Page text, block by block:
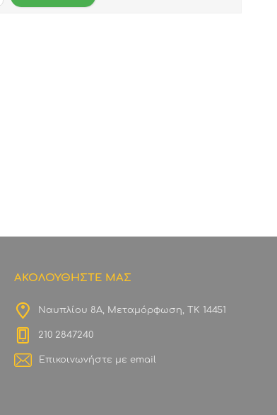
ΑΚΟΛΟΥΘΗΣΤΕ ΜΑΣ
Ναυπλίου 8Α, Μεταμόρφωση, ΤΚ 14451
210 2847240
Επικοινωνήστε με email